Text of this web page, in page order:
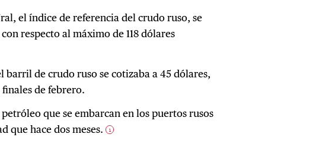
el índice de referencia del crudo ruso, se
respecto al máximo de 118 dólares
barril de crudo ruso se cotizaba a 45 dólares,
de febrero.
que se embarcan en los puertos rusos
que hace dos meses.
1